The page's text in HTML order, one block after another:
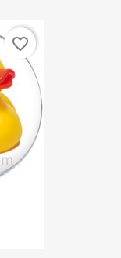
favorite_border